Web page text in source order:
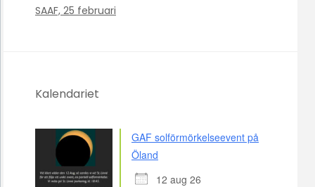
SAAF, 25 februari
Kalendariet
GAF solförmörkelseevent på
Öland
12 aug 26